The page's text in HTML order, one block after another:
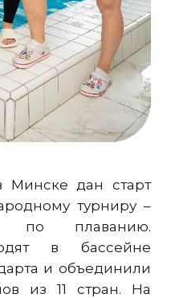
Минске дан старт
турниру –
по плаванию.
в бассейне
и объединили
из 11 стран. На